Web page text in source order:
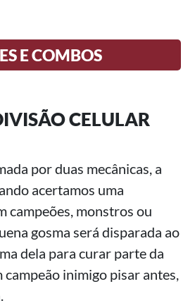
E COMBOS
CELULAR
por duas mecânicas, a
acertamos uma
campeões, monstros ou
gosma será disparada ao
dela para curar parte da
campeão inimigo pisar antes,